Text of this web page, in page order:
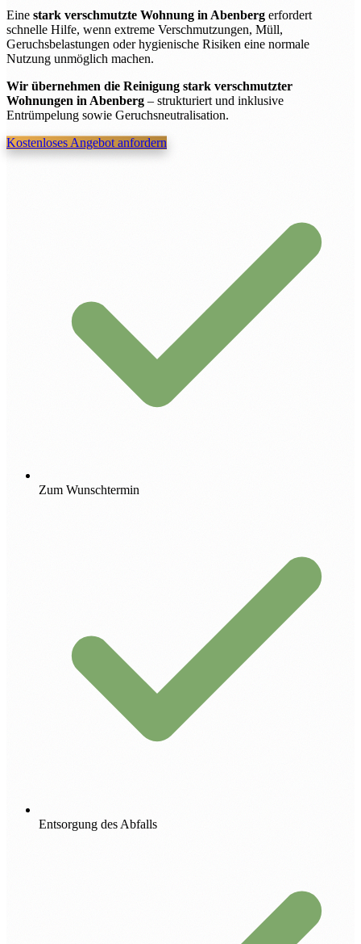
Eine stark verschmutzte Wohnung in Abenberg erfordert
schnelle Hilfe, wenn extreme Verschmutzungen, Müll,
Geruchsbelastungen oder hygienische Risiken eine normale
Nutzung unmöglich machen.
Wir übernehmen die Reinigung stark verschmutzter
Wohnungen in Abenberg – strukturiert und inklusive
Entrümpelung sowie Geruchsneutralisation.
Kostenloses Angebot anfordern
Zum Wunschtermin
Entsorgung des Abfalls